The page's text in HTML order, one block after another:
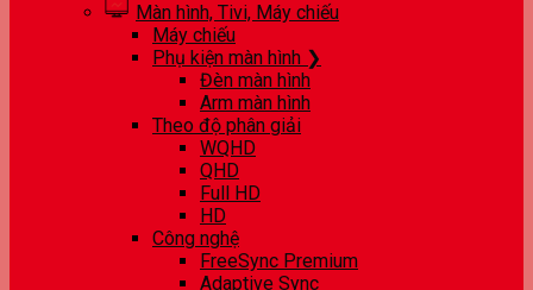
Màn hình, Tivi, Máy chiếu
Máy chiếu
Phụ kiện màn hình ❯
Đèn màn hình
Arm màn hình
Theo độ phân giải
WQHD
QHD
Full HD
HD
Công nghệ
FreeSync Premium
Adaptive Sync